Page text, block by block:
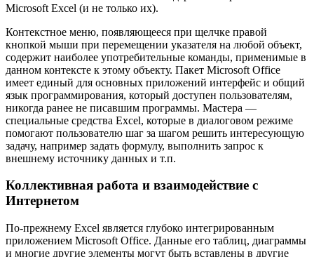
Microsoft Excel (и не только их).
Контекстное меню, появляющееся при щелчке правой
кнопкой мыши при перемещении указателя на любой объект,
содержит наиболее употребительные команды, применимые в
данном контексте к этому объекту. Пакет Microsoft Office
имеет единый для основных приложений интерфейс и общий
язык программирования, который доступен пользователям,
никогда ранее не писавшим программы. Мастера —
специальные средства Excel, которые в диалоговом режиме
помогают пользователю шаг за шагом решить интересующую
задачу, например задать формулу, выполнить запрос к
внешнему источнику данных и т.п.
Коллективная работа и взаимодействие с
Интернетом
По-прежнему Excel является глубоко интегрированным
приложением Microsoft Office. Данные его таблиц, диаграммы
и многие другие элементы могут быть вставлены в другие